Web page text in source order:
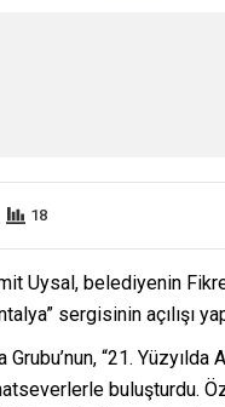
18
Uysal, belediyenin
sergisinin açılışı
“21.
buluşturdu.